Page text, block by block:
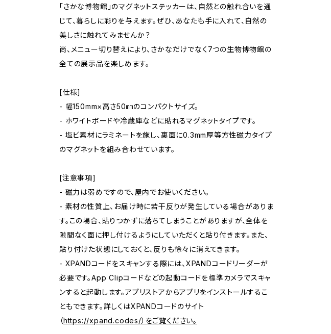
「さかな博物館」のマグネットステッカーは、自然との触れ合いを通
じて、暮らしに彩りを与えます。ぜひ、あなたも手に入れて、自然の
美しさに触れてみませんか？
尚、メニュー切り替えにより、さかなだけでなく7つの生物博物館の
全ての展示品を楽しめます。
[仕様]
- 幅150mm×高さ50㎜のコンパクトサイズ。
- ホワイトボードや冷蔵庫などに貼れるマグネットタイプです。
- 塩ビ素材にラミネートを施し、裏面に0.3mm厚等方性磁力タイプ
のマグネットを組み合わせています。
[注意事項]
- 磁力は弱めですので、屋内でお使いください。
- 素材の性質上、お届け時に若干反りが発生している場合がありま
す。この場合、貼りつかずに落ちてしまうことがありますが、全体を
隙間なく面に押し付けるようにしていただくと貼り付きます。また、
貼り付けた状態にしておくと、反りも徐々に消えてきます。
- XPANDコードをスキャンする際には、XPANDコードリーダーが
必要です。App Clipコードなどの起動コードを標準カメラでスキャ
ンすると起動します。アプリストアからアプリをインストールするこ
ともできます。詳しくはXPANDコードのサイト
（https://xpand.codes/）をご覧ください。